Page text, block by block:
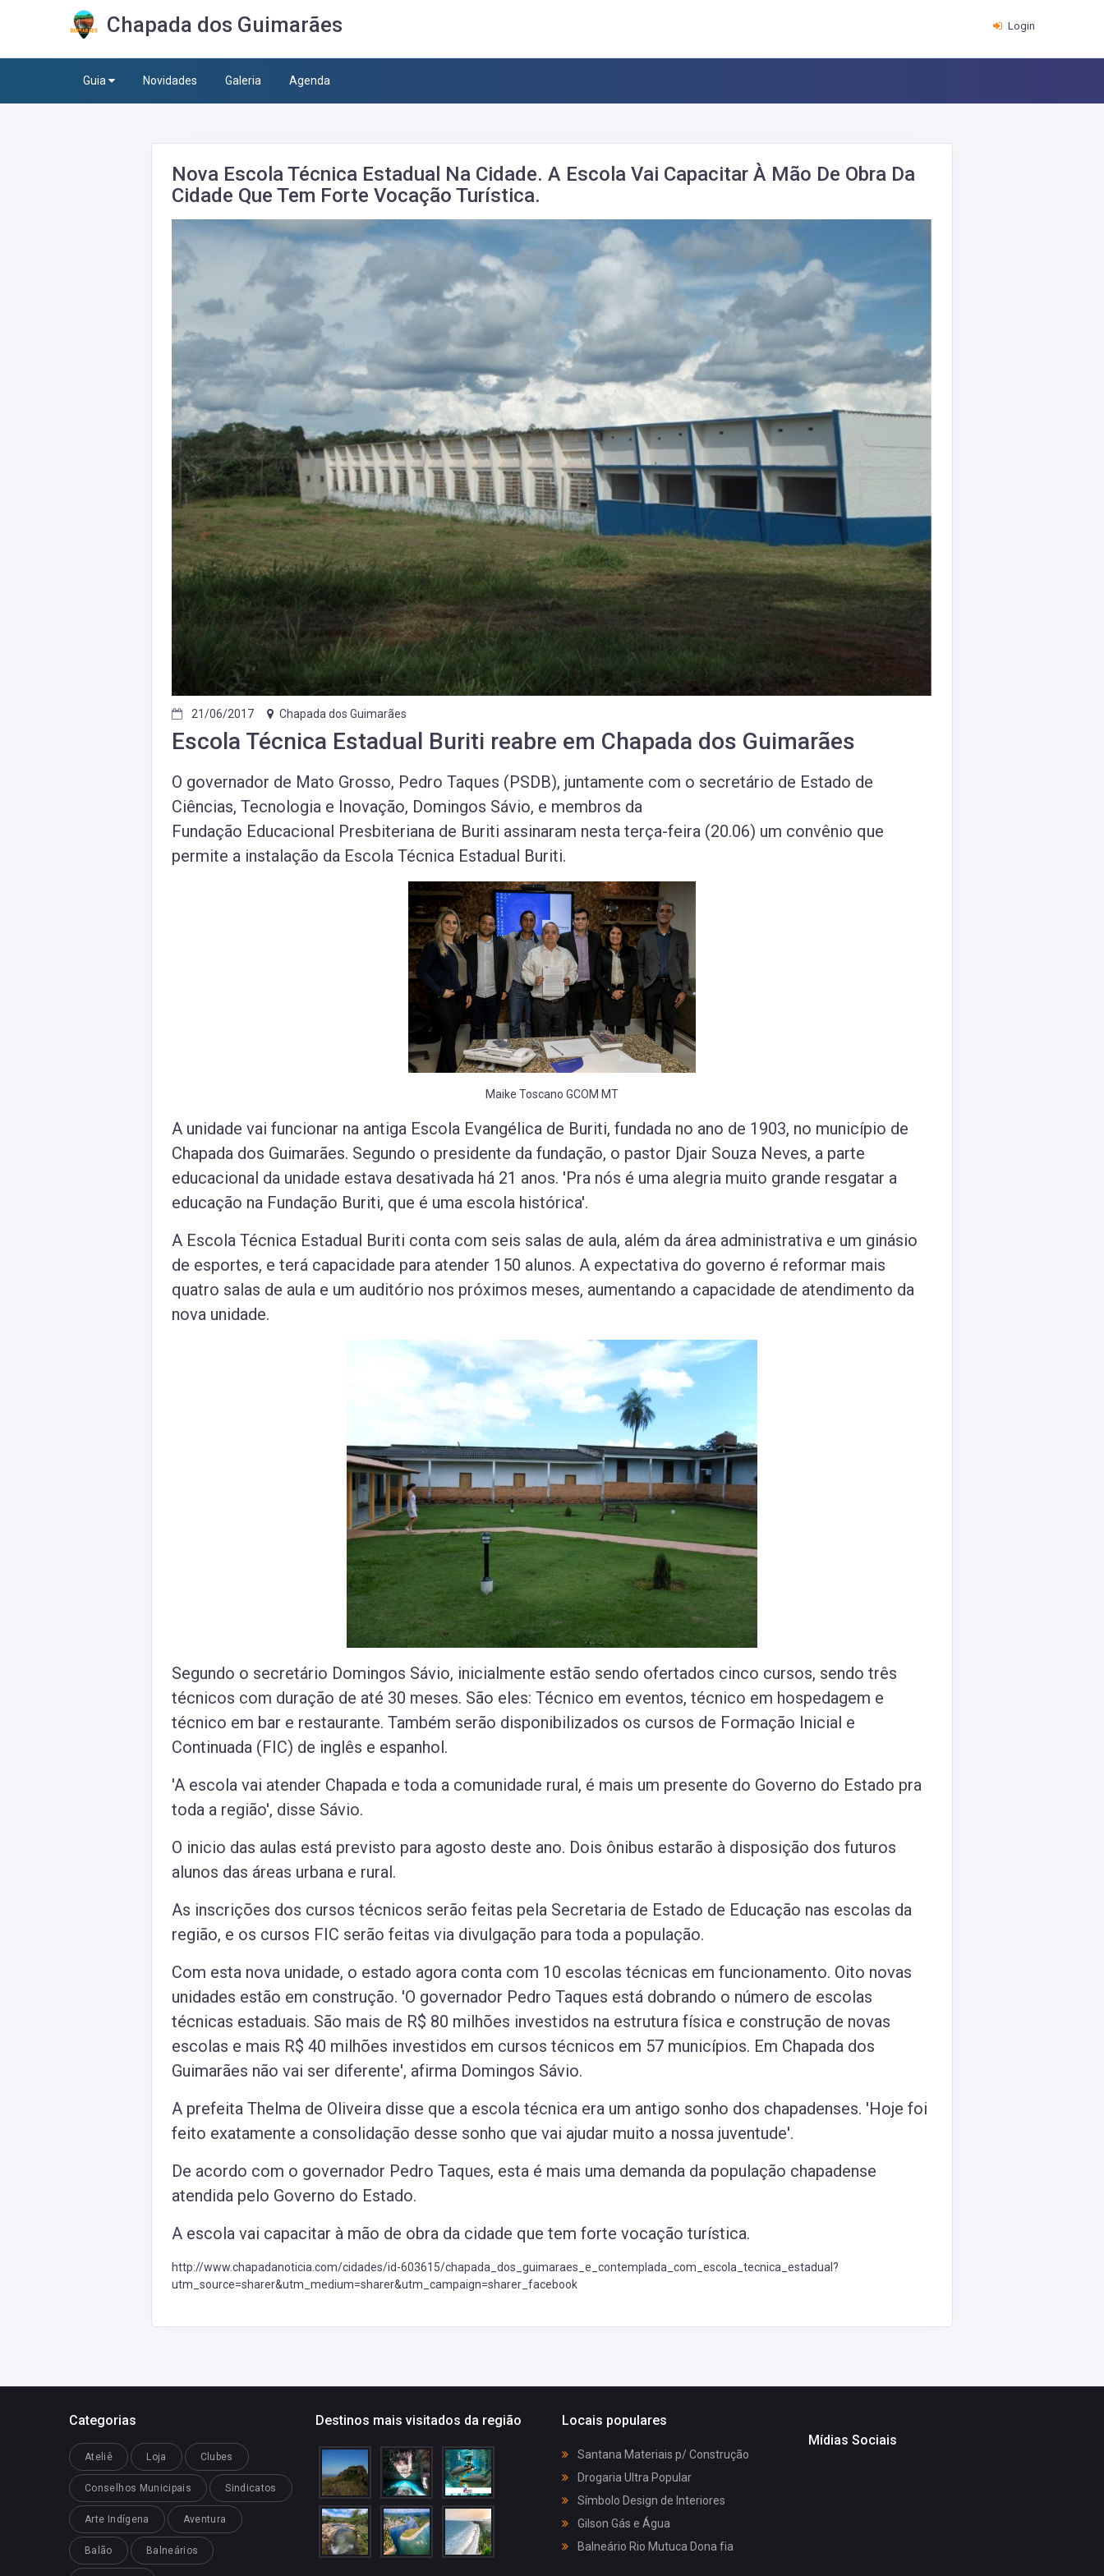
Chapada dos Guimarães Login
Guia Novidades Galeria Agenda
Nova Escola Técnica Estadual Na Cidade. A Escola Vai Capacitar À Mão De Obra Da
Cidade Que Tem Forte Vocação Turística.
21/06/2017 Chapada dos Guimarães
Escola Técnica Estadual Buriti reabre em Chapada dos Guimarães
O governador de Mato Grosso, Pedro Taques (PSDB), juntamente com o secretário de Estado de
Ciências, Tecnologia e Inovação, Domingos Sávio, e membros da
Fundação Educacional Presbiteriana de Buriti assinaram nesta terça-feira (20.06) um convênio que
permite a instalação da Escola Técnica Estadual Buriti.
Maike Toscano GCOM MT
A unidade vai funcionar na antiga Escola Evangélica de Buriti, fundada no ano de 1903, no município de
Chapada dos Guimarães. Segundo o presidente da fundação, o pastor Djair Souza Neves, a parte
educacional da unidade estava desativada há 21 anos. 'Pra nós é uma alegria muito grande resgatar a
educação na Fundação Buriti, que é uma escola histórica'.
A Escola Técnica Estadual Buriti conta com seis salas de aula, além da área administrativa e um ginásio
de esportes, e terá capacidade para atender 150 alunos. A expectativa do governo é reformar mais
quatro salas de aula e um auditório nos próximos meses, aumentando a capacidade de atendimento da
nova unidade.
Segundo o secretário Domingos Sávio, inicialmente estão sendo ofertados cinco cursos, sendo três
técnicos com duração de até 30 meses. São eles: Técnico em eventos, técnico em hospedagem e
técnico em bar e restaurante. Também serão disponibilizados os cursos de Formação Inicial e
Continuada (FIC) de inglês e espanhol.
'A escola vai atender Chapada e toda a comunidade rural, é mais um presente do Governo do Estado pra
toda a região', disse Sávio.
O inicio das aulas está previsto para agosto deste ano. Dois ônibus estarão à disposição dos futuros
alunos das áreas urbana e rural.
As inscrições dos cursos técnicos serão feitas pela Secretaria de Estado de Educação nas escolas da
região, e os cursos FIC serão feitas via divulgação para toda a população.
Com esta nova unidade, o estado agora conta com 10 escolas técnicas em funcionamento. Oito novas
unidades estão em construção. 'O governador Pedro Taques está dobrando o número de escolas
técnicas estaduais. São mais de R$ 80 milhões investidos na estrutura física e construção de novas
escolas e mais R$ 40 milhões investidos em cursos técnicos em 57 municípios. Em Chapada dos
Guimarães não vai ser diferente', afirma Domingos Sávio.
A prefeita Thelma de Oliveira disse que a escola técnica era um antigo sonho dos chapadenses. 'Hoje foi
feito exatamente a consolidação desse sonho que vai ajudar muito a nossa juventude'.
De acordo com o governador Pedro Taques, esta é mais uma demanda da população chapadense
atendida pelo Governo do Estado.
A escola vai capacitar à mão de obra da cidade que tem forte vocação turística.
http://www.chapadanoticia.com/cidades/id-603615/chapada_dos_guimaraes_e_contemplada_com_escola_tecnica_estadual?
utm_source=sharer&utm_medium=sharer&utm_campaign=sharer_facebook
Categorias
Ateliê Loja Clubes
Conselhos Municipais Sindicatos
Arte Indígena Aventura
Balão Balneários
Destinos mais visitados da região Locais populares
Santana Materiais p/ Construção
Drogaria Ultra Popular
Símbolo Design de Interiores
Gilson Gás e Água
Balneário Rio Mutuca Dona fia
Mídias Sociais